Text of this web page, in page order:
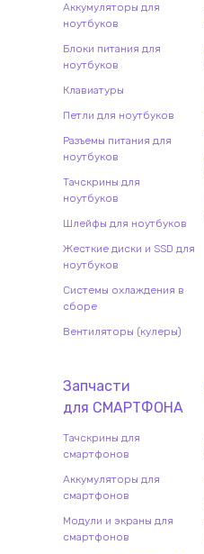
Аккумуляторы для
ноутбуков
Блоки питания для
ноутбуков
Клавиатуры
Петли для ноутбуков
Разъемы питания для
ноутбуков
Тачскрины для
ноутбуков
Шлейфы для ноутбуков
Жесткие диски и SSD для
ноутбуков
Системы охлаждения в
сборе
Вентиляторы (кулеры)
Запчасти
для СМАРТФОНА
Тачскрины для
смартфонов
Аккумуляторы для
смартфонов
Модули и экраны для
смартфонов